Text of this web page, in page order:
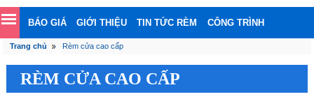
BÁO GIÁ GIỚI THIỆU TIN TỨC RÈM CÔNG TRÌNH
Trang chủ Rèm cửa cao cấp
RÈM CỬA CAO CẤP